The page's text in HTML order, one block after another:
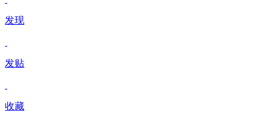
发现
发贴
收藏